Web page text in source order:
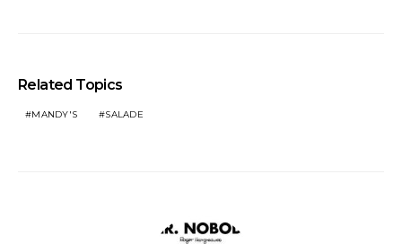
Related Topics
MANDY'S SALADE